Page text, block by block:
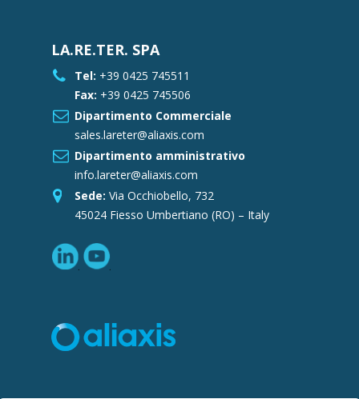
LA.RE.TER. SPA
Tel: +39 0425 745511
Fax: +39 0425 745506
Dipartimento Commerciale
sales.lareter@aliaxis.com
Dipartimento amministrativo
info.lareter@aliaxis.com
Sede: Via Occhiobello, 732
45024 Fiesso Umbertiano (RO) – Italy